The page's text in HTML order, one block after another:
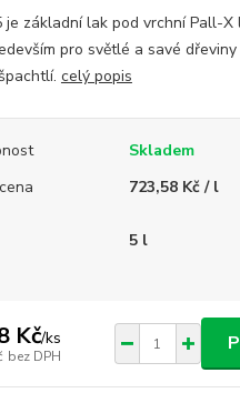
je základní lak pod vrchní Pall-X
pro světlé a savé
celý popis
Skladem
723,58 Kč / l
5 l
Kč/ks
bez DPH